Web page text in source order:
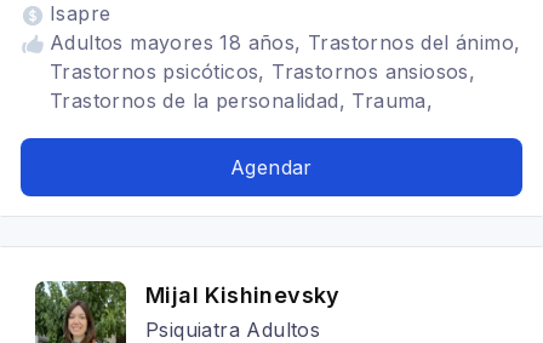
Isapre
Adultos mayores 18 años, Trastornos del ánimo,
Trastornos psicóticos, Trastornos ansiosos,
Trastornos de la personalidad, Trauma,
Agendar
Mijal Kishinevsky
Psiquiatra Adultos